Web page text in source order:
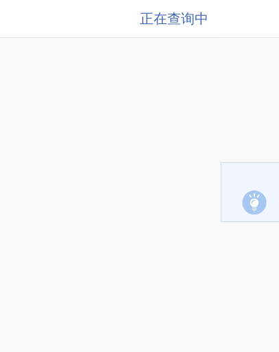
正在查询中